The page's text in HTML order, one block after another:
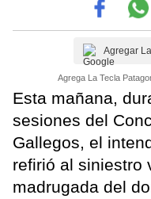
Agregar
Agrega La Tecla
Esta mañana,
sesiones del
Gallegos, el
refirió al siniestro
madrugada del